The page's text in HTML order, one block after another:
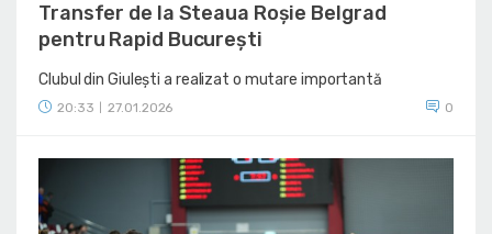
Transfer de la Steaua Roșie Belgrad
pentru Rapid București
Clubul din Giulești a realizat o mutare importantă
20:33 27.01.2026 0